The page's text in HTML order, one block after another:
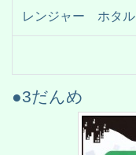
レンジャー ホタル
●3だんめ